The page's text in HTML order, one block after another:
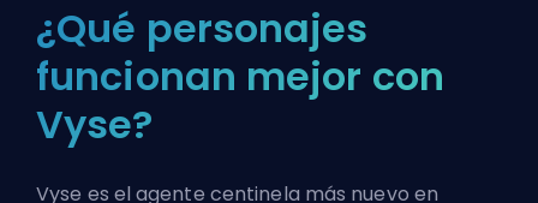
¿Qué personajes
funcionan mejor con
Vyse?
Vyse es el agente centinela más nuevo en